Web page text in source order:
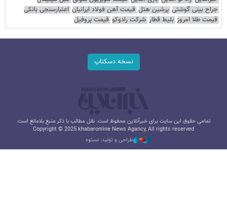
جراح بینی گوشتی پرشین هتل قیمت آهن فولاد ایرانیان اعتبارسنجی بانکی
قیمت طلا امروز بلیط قطار شرکت رادوکو قیمت پروفیل
نسخه دسکتاپ
تمامی حقوق این سایت برای خبرآنلاین محفوظ است. نقل مطالب با ذکر منبع بلامانع است.
Copyright © 2025 khabaronline News Agancy, All rights reserved
طراحی و تولید: نستوه